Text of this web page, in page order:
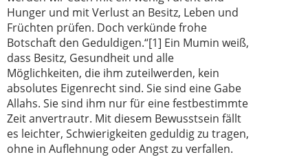
Hunger und mit Verlust an Besitz, Leben und
Früchten prüfen. Doch verkünde frohe
Botschaft den Geduldigen.“[1] Ein Mumin weiß,
dass Besitz, Gesundheit und alle
Möglichkeiten, die ihm zuteilwerden, kein
absolutes Eigenrecht sind. Sie sind eine Gabe
Allahs. Sie sind ihm nur für eine festbestimmte
Zeit anvertrautr. Mit diesem Bewusstsein fällt
es leichter, Schwierigkeiten geduldig zu tragen,
ohne in Auflehnung oder Angst zu verfallen.